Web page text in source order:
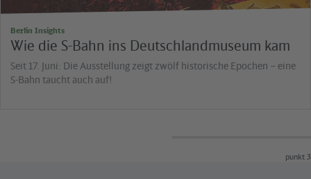
Berlin Insights
Wie die S-Bahn ins Deutschlandmuseum kam
Seit 17. Juni: Die Ausstellung zeigt zwölf historische Epochen – eine
S-Bahn taucht auch auf!
punkt 3